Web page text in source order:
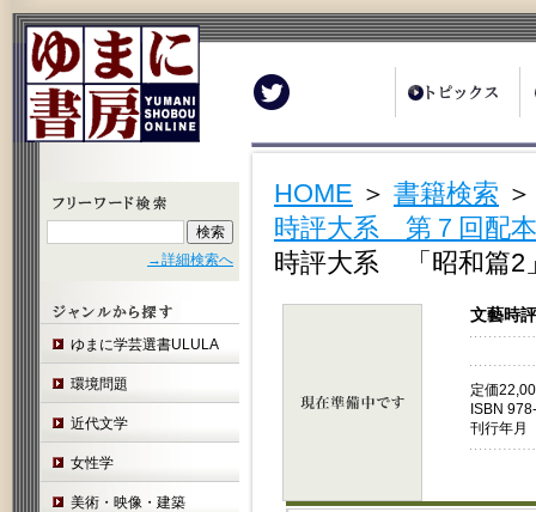
→詳細検索へ
ゆまに学芸選書ULULA
環境問題
近代文学
女性学
美術・映像・建築
HOME ＞ 書籍検索
時評大系 第７回配
時評大系 「昭和篇
文藝時
定価
ISBN
刊行年